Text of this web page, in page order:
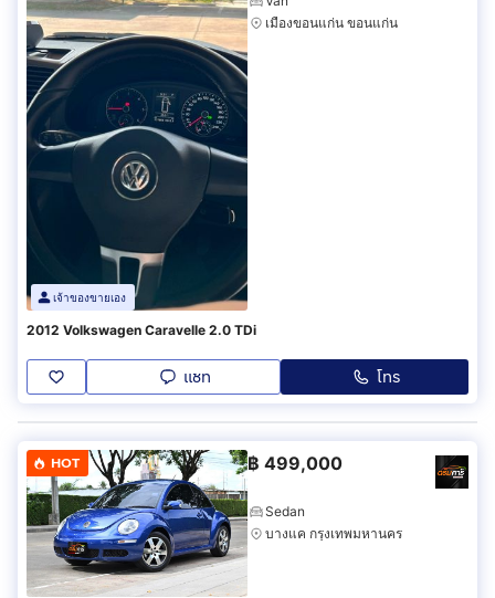
เจ้าของขายเอง
เมืองขอนแก่น ขอนแก่น
2012 Volkswagen Caravelle 2.0 TDi
แชท โทร
HOT ฿ 499,000
Sedan
บางแค กรุงเทพมหานคร